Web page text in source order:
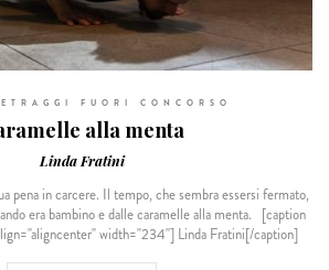
FUORI CONCORSO
alla menta
Linda Fratini
pena in carcere. Il tempo, che sembra essersi fermato,
era bambino e dalle caramelle alla menta. [caption
width="234"] Linda Fratini[/caption]